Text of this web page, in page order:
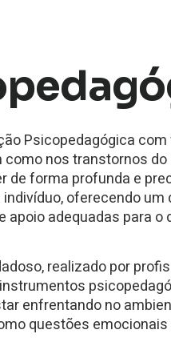
Psicopedagógica
nos transtornos do
de forma profunda e
oferecendo
adequadas para o
realizado por
enfrentando no
questões